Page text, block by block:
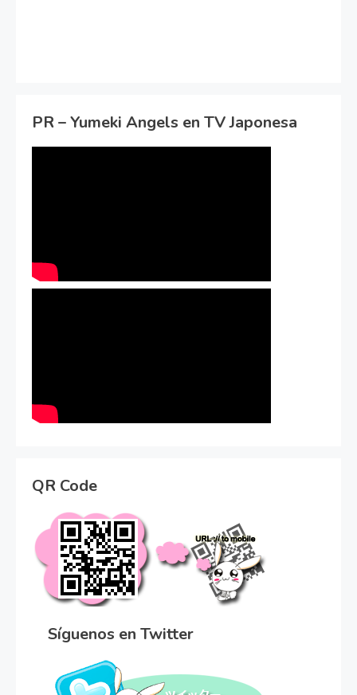
PR – Yumeki Angels en TV Japonesa
QR Code
Síguenos en Twitter